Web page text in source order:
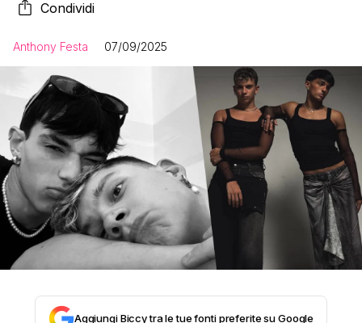
Condividi
Anthony Festa 07/09/2025
Aggiungi Biccy tra le tue fonti preferite su Google